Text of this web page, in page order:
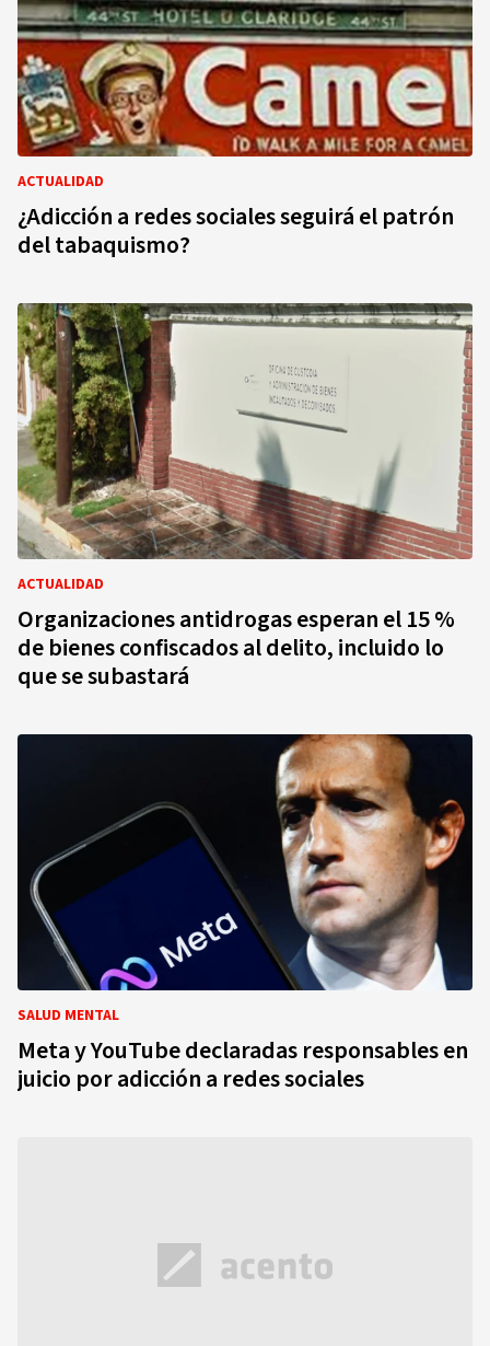
ACTUALIDAD
¿Adicción a redes sociales seguirá el patrón
del tabaquismo?
ACTUALIDAD
Organizaciones antidrogas esperan el 15 %
de bienes confiscados al delito, incluido lo
que se subastará
SALUD MENTAL
Meta y YouTube declaradas responsables en
juicio por adicción a redes sociales